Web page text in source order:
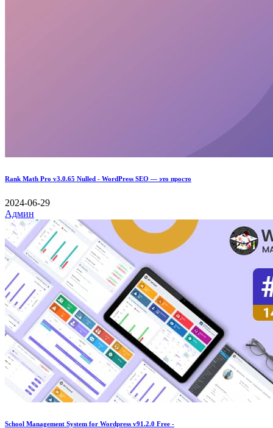
Rank Math Pro v3.0.65 Nulled - WordPress SEO — это просто
2024-06-29
Админ
School Management System for Wordpress v91.2.0 Free -